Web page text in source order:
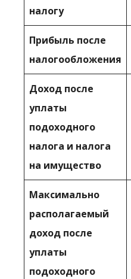
налогу
Прибыль после
налогообложения
Доход после
уплаты
подоходного
налога и налога
на имущество
Максимально
располагаемый
доход после
уплаты
подоходного